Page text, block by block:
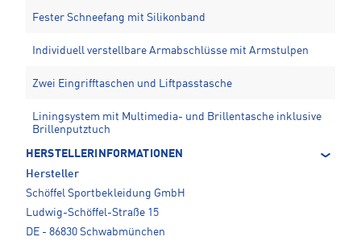
Fester Schneefang mit Silikonband
Individuell verstellbare Armabschlüsse mit Armstulpen
Zwei Eingrifftaschen und Liftpasstasche
Liningsystem mit Multimedia- und Brillentasche inklusive
Brillenputztuch
HERSTELLERINFORMATIONEN
Hersteller
Schöffel Sportbekleidung GmbH
Ludwig-Schöffel-Straße 15
DE - 86830 Schwabmünchen